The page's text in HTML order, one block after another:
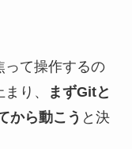
って操作するの
り、
まずGitと
から動こう と決